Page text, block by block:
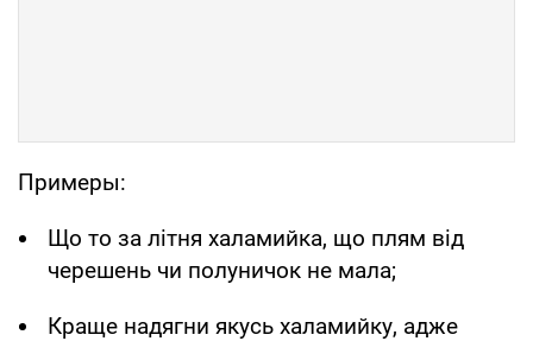
Примеры:
Що то за літня халамийка, що плям від
черешень чи полуничок не мала;
Краще надягни якусь халамийку, адже